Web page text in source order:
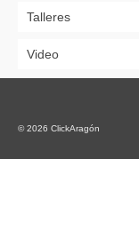
Talleres
Video
© 2026 ClickAragón